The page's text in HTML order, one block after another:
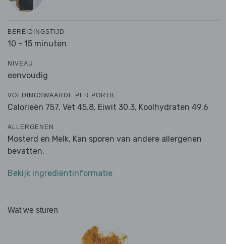
BEREIDINGSTIJD
10 - 15 minuten
NIVEAU
eenvoudig
VOEDINGSWAARDE PER PORTIE
Calorieën 757, Vet 45.8, Eiwit 30.3, Koolhydraten 49.6
ALLERGENEN
Mosterd en Melk. Kan sporen van andere allergenen
bevatten.
Bekijk ingrediëntinformatie
Wat we sturen